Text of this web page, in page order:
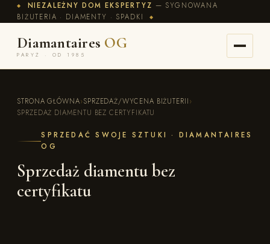
◆ NIEZALEŻNY DOM EKSPERTYZ — SYGNOWANA
BIŻUTERIA · DIAMENTY · SPADKI◆
Diamantaires OG
PARYŻ · OD 1985
STRONA GŁÓWNA›SPRZEDAŻ/WYCENA BIŻUTERII›
SPRZEDAŻ DIAMENTU BEZ CERTYFIKATU
SPRZEDAĆ SWOJE SZTUKI · DIAMANTAIRES
OG
Sprzedaż diamentu bez
certyfikatu